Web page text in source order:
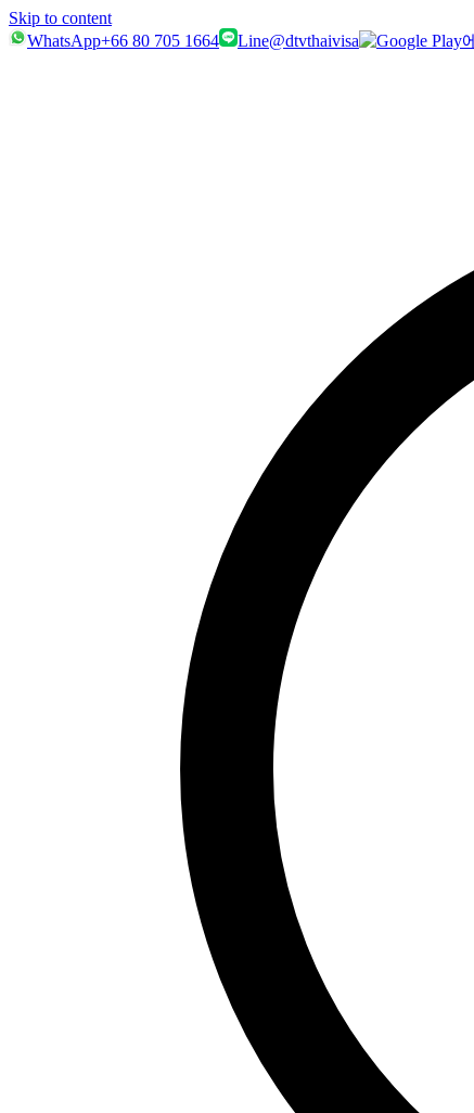
Skip to content
WhatsApp+66 80 705 1664 Line@dtvthaivisa